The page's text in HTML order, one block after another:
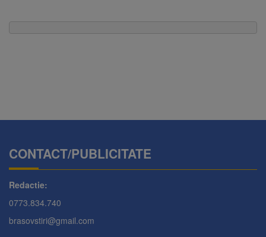
CONTACT/PUBLICITATE
Redactie:
0773.834.740
brasovstiri@gmail.com